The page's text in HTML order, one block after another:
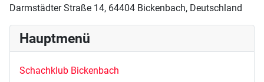
Hauptmenü
Schachklub Bickenbach
Darmstädter Straße 14, 64404 Bickenbach, Deutschland